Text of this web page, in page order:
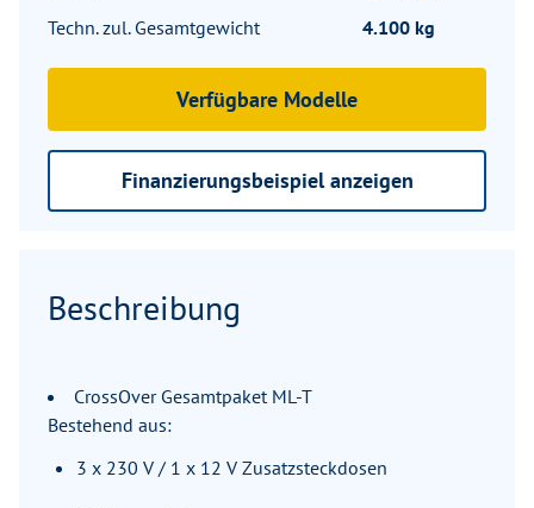
Techn. zul. Gesamtgewicht
4.100 kg
Verfügbare Modelle
Finanzierungsbeispiel anzeigen
Beschreibung
CrossOver Gesamtpaket ML-T
Bestehend aus:
3 x 230 V / 1 x 12 V Zusatzsteckdosen